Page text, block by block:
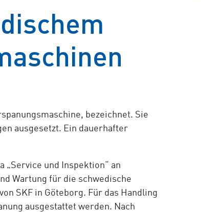
bezeichnet. Sie
ausgesetzt. Ein dauerhafter
„Service und Inspektion“ an
Wartung für die schwedische
SKF in Göteborg. Für das Handling
ausgestattet werden. Nach